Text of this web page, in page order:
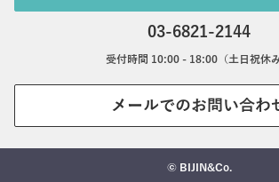
03-6821-2144
受付時間 10:00 - 18:00（土日祝休み
メールでのお問い合わ
© BIJIN&Co.